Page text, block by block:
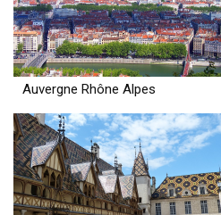
Auvergne Rhône Alpes